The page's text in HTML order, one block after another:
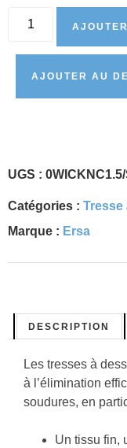
AJOUTER AU
UGS :
Catégories : Tresse
Marque : Ersa
DESCRIPTION
Les tresses à
à l’élimination
soudures, en
Un tissu fin,